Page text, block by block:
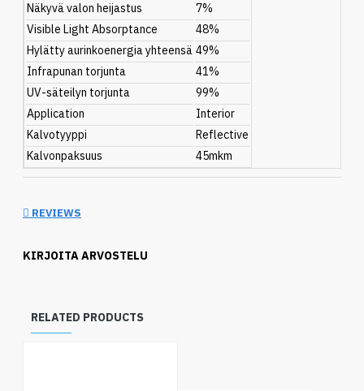
Näkyvä valon heijastus
7%
Visible Light Absorptance
48%
Hylätty aurinkoenergia yhteensä 49%
Infrapunan torjunta
41%
UV-säteilyn torjunta
99%
Application
Interior
Kalvotyyppi
Reflective
Kalvonpaksuus
45mkm
REVIEWS
KIRJOITA ARVOSTELU
RELATED PRODUCTS